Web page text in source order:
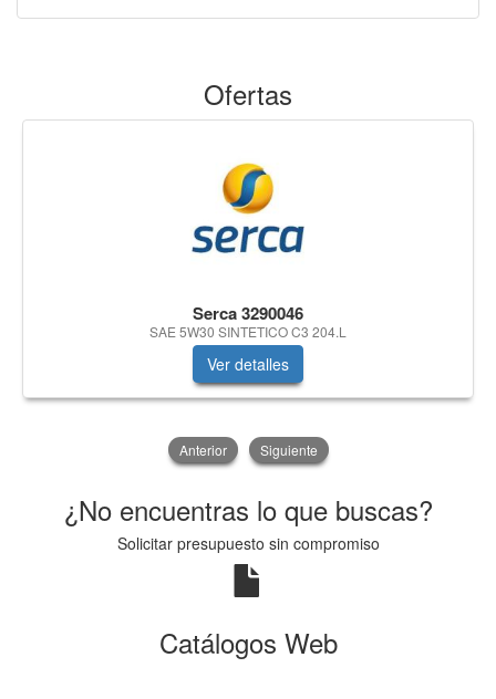
Ofertas
Serca 3290046
SAE 5W30 SINTETICO C3 204.L
Ver detalles
Anterior Siguiente
¿No encuentras lo que buscas?
Solicitar presupuesto sin compromiso
Catálogos Web